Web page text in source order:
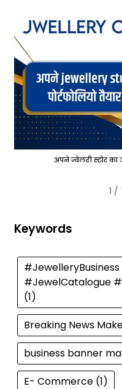
अपने ज्वेलरी स्टोर का
1 /
Keywords
#JewelCatalogue
(1)
Breaking News
business banner
E- Commerce(1)